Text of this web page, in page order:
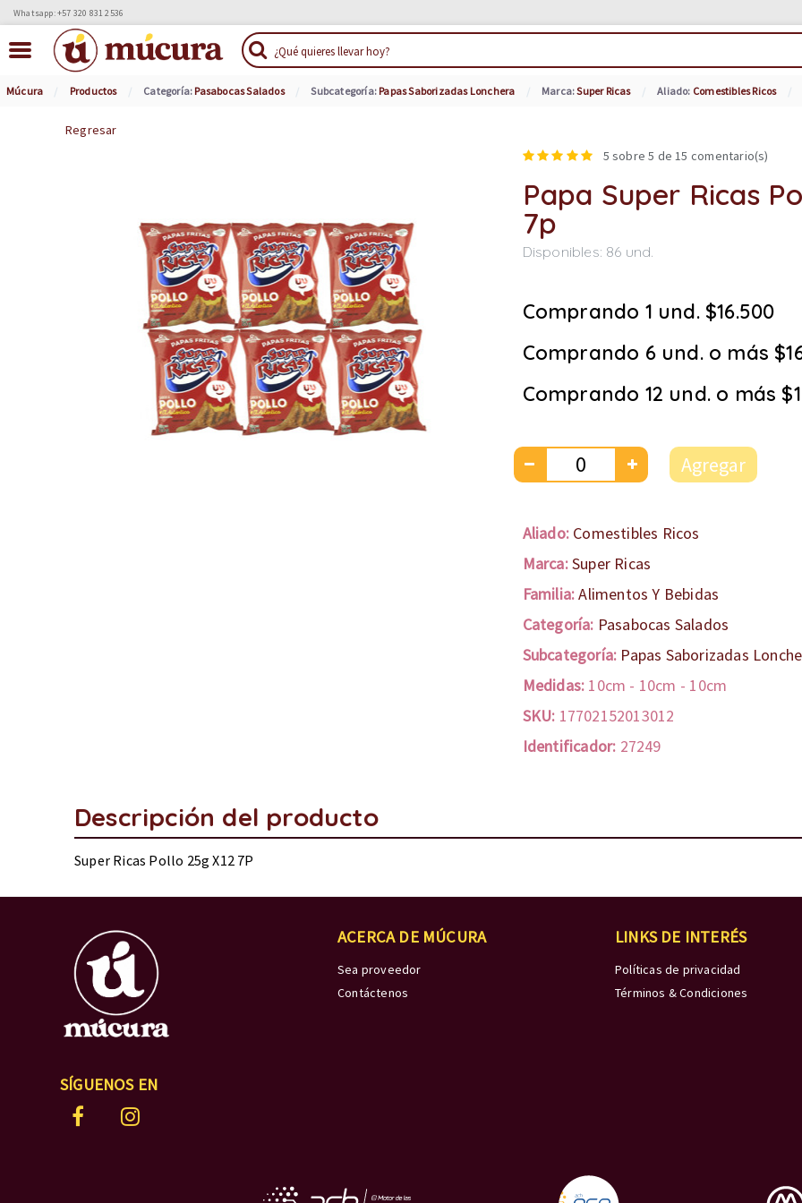
Whatsapp: +57 320 831 2536
Múcura Productos Categoría: Pasabocas Salados Subcategoría: Papas Saborizadas Lonchera Marca:Super Ricas Aliado: Comestibles Ricos
Regresar
5 sobre 5 de15 comentario(s)
Papa Super Ricas
7p
Disponibles: 86 und.
Comprando 1 und. $16.500
Comprando 6 und. o más
Comprando 12 und. o más
Agregar
Aliado: Comestibles Ricos
Marca:Super Ricas
Familia:Alimentos Y Bebidas
Categoría: Pasabocas Salados
Subcategoría: Papas Saborizadas
Medidas: 10cm - 10cm - 10cm
SKU: 17702152013012
Identificador: 27249
Descripción del producto
Super Ricas Pollo 25g X12 7P
SÍGUENOS EN
ACERCA DE MÚCURA
Sea proveedor
Contáctenos
LINKS DE INTERÉS
Políticas de privacidad
Términos & Condiciones